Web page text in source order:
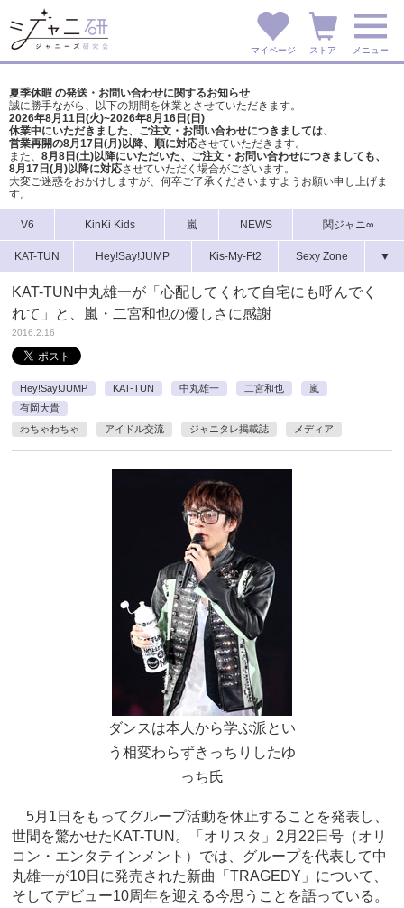
マイページ ストア メニュー
夏季休暇 の発送・お問い合わせに関するお知らせ
誠に勝手ながら、以下の期間を休業とさせていただきます。
2026年8月11日(火)~2026年8月16日(日)
休業中にいただきました、ご注文・お問い合わせにつきましては、
営業再開の8月17日(月)以降、順に対応させていただきます。
また、 8月8日(土)以降にいただいた、ご注文・ お問い合わせにつきましても、
8月17日(月)以降に対応させていただく場合がございます。
大変ご迷惑をおかけしますが、 何卒ご了承くださいますようお願い申し上げま
す。
V6 KinKi Kids 嵐 NEWS 関ジャニ∞
KAT-TUN Hey!Say!JUMP Kis-My-Ft2 Sexy Zone ▼
KAT-TUN中丸雄一が「心配してくれて自宅にも呼んでく
れて」と、嵐・二宮和也の優しさに感謝
2016.2.16
Hey!Say!JUMP KAT-TUN 中丸雄一 二宮和也
嵐
有岡大貴
わちゃわちゃ
アイドル交流 ジャニタレ掲載誌 メディア
ダンスは本人から学ぶ派とい
う相変わらずきっちりしたゆ
っち氏
5月1日をもってグループ活動を休止することを発表し、
世間を驚かせたKAT-TUN。「オリスタ」2月22日号（オリ
コン・エンタテインメント）では、グループを代表して中
丸雄一が10日に発売された新曲「TRAGEDY」について、
そしてデビュー10周年を迎える今思うことを語っている。